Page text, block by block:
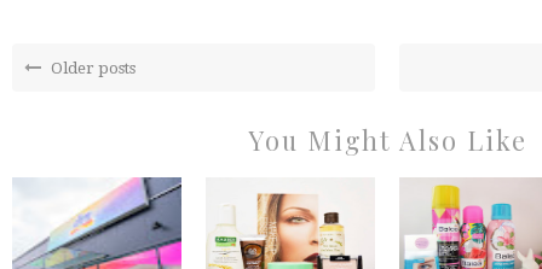
Older posts
You Might Also Like